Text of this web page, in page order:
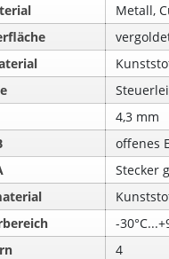
Metall,
4,3 mm
offenes
Stecker
-
4